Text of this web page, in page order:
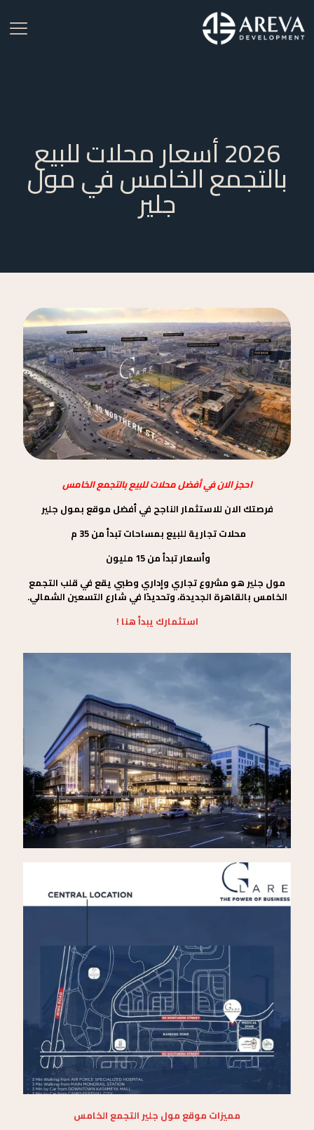
2026 أسعار محلات للبيع
بالتجمع الخامس في مول
جلير
احجز الان في أفضل محلات للبيع بالتجمع الخامس
فرصتك الان للاستثمار الناجح في أفضل موقع بمول جلير
محلات تجارية للبيع بمساحات تبدأ من 35 م
وأسعار تبدأ من 15 مليون
مول جلير هو مشروع تجاري وإداري وطبي يقع في قلب التجمع
الخامس بالقاهرة الجديدة، وتحديدًا في شارع التسعين الشمالي.
استثمارك يبدأ هنا !
مميزات موقع مول جلير التجمع الخامس